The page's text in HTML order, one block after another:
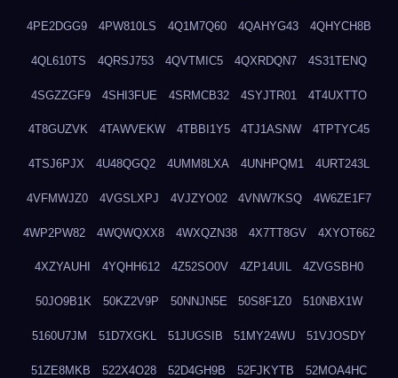
4PE2DGG9 4PW810LS 4Q1M7Q60 4QAHYG43 4QHYCH8B
4QL610TS 4QRSJ753 4QVTMIC5 4QXRDQN7 4S31TENQ
4SGZZGF9 4SHI3FUE 4SRMCB32 4SYJTR01 4T4UXTTO
4T8GUZVK 4TAWVEKW 4TBBI1Y5 4TJ1ASNW 4TPTYC45
4TSJ6PJX 4U48QGQ2 4UMM8LXA 4UNHPQM1 4URT243L
4VFMWJZ0 4VGSLXPJ 4VJZYO02 4VNW7KSQ 4W6ZE1F7
4WP2PW82 4WQWQXX8 4WXQZN38 4X7TT8GV 4XYOT662
4XZYAUHI 4YQHH612 4Z52SO0V 4ZP14UIL 4ZVGSBH0
50JO9B1K 50KZ2V9P 50NNJN5E 50S8F1Z0 510NBX1W
5160U7JM 51D7XGKL 51JUGSIB 51MY24WU 51VJOSDY
51ZE8MKB 522X4O28 52D4GH9B 52FJKYTB 52MOA4HC